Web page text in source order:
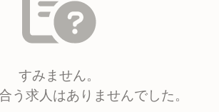
すみません。
う求人はありませんでした。